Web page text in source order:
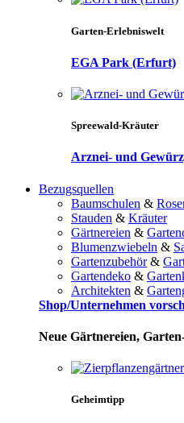
Garten-Erlebniswelt
EGA Park (Erfurt)
Spreewald-Kräuter
Arznei- und
Bezugsquellen
Baumschulen &
Stauden & Kräuter
Gärtnereien &
Blumenzwiebeln &
Gartenzubehör&
Gartendeko &
Architekten &
Shop/Unternehmen
Neue Gärtnereien,
Geheimtipp